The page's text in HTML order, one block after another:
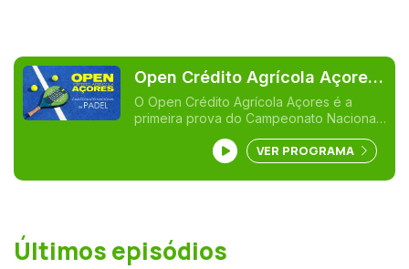
Open Crédito Agrícola Açores
| Campeonato Nacional de
Padel
O Open Crédito Agrícola Açores é a
primeira prova do Campeonato Nacional
de outubro em Ponta Delgada, ilha de
São Miguel.
VER PROGRAMA
Últimos episódios